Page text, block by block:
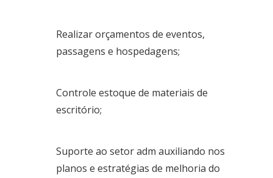
Realizar orçamentos de eventos,
passagens e hospedagens;
Controle estoque de materiais de
escritório;
Suporte ao setor adm auxiliando nos
planos e estratégias de melhoria do